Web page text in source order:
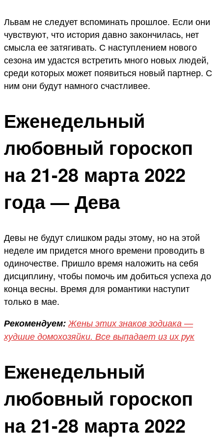
Львам не следует вспоминать прошлое. Если они
чувствуют, что история давно закончилась, нет
смысла ее затягивать. С наступлением нового
сезона им удастся встретить много новых людей,
среди которых может появиться новый партнер. С
ним они будут намного счастливее.
Еженедельный
любовный гороскоп
на 21-28 марта 2022
года — Дева
Девы не будут слишком рады этому, но на этой
неделе им придется много времени проводить в
одиночестве. Пришло время наложить на себя
дисциплину, чтобы помочь им добиться успеха до
конца весны. Время для романтики наступит
только в мае.
Рекомендуем: Жены этих знаков зодиака —
худшие домохозяйки. Все выпадает из их рук
Еженедельный
любовный гороскоп
на 21-28 марта 2022